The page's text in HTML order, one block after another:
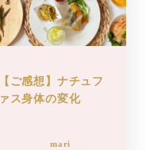
【ご感想】ナチュフ
ァス身体の変化
mari